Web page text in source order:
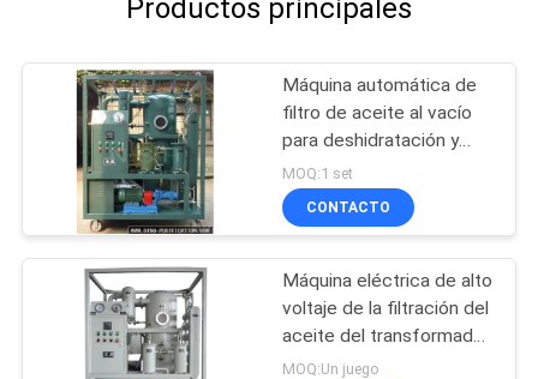
Productos principales
Máquina automática de
filtro de aceite al vacío
para deshidratación y
desgasificación de
aceite de transformador
MOQ:1 set
CONTACTO
Máquina eléctrica de alto
voltaje de la filtración del
aceite del transformador
horizontal en la línea
MOQ:Un juego